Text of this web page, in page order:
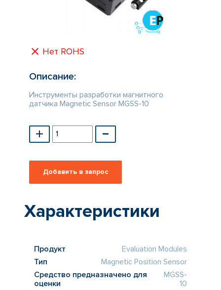
ПРОИЗВОДИТЕЛЕЙ
Нет ROHS
Описание:
Инструменты разработки магнитного
датчика Magnetic Sensor MGSS-10
Характеристики
Продукт
Evaluation Modules
Тип
Magnetic Position Sensor
Средство предназначено для
оценки
MGSS-
10